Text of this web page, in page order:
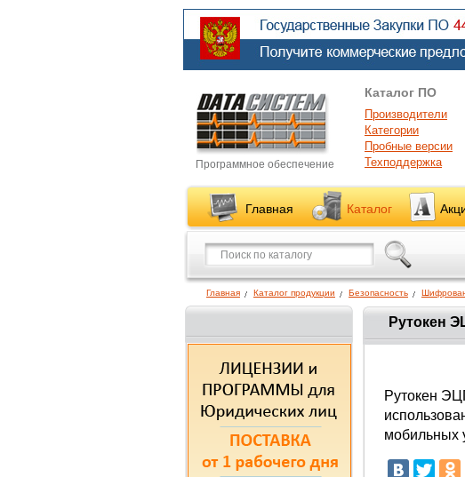
Программное обеспечение
Каталог ПО
Производители
Категории
Пробные версии
Техподдержка
Главная Каталог
Главная Каталог продукции Безопасность
Рутокен
Рутокен
мобильных